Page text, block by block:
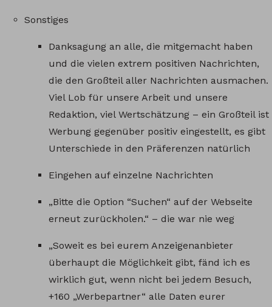
Sonstiges
Danksagung an alle, die mitgemacht haben
und die vielen extrem positiven Nachrichten,
die den Großteil aller Nachrichten ausmachen.
Viel Lob für unsere Arbeit und unsere
Redaktion, viel Wertschätzung – ein Großteil ist
Werbung gegenüber positiv eingestellt, es gibt
Unterschiede in den Präferenzen natürlich
Eingehen auf einzelne Nachrichten
„Bitte die Option “Suchen“ auf der Webseite
erneut zurückholen.“ – die war nie weg
„Soweit es bei eurem Anzeigenanbieter
überhaupt die Möglichkeit gibt, fänd ich es
wirklich gut, wenn nicht bei jedem Besuch,
+160 „Werbepartner“ alle Daten eurer